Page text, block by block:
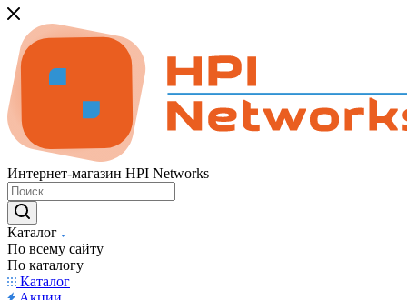
Интернет-магазин HPI Networks
Каталог
По всему сайту
По каталогу
Каталог